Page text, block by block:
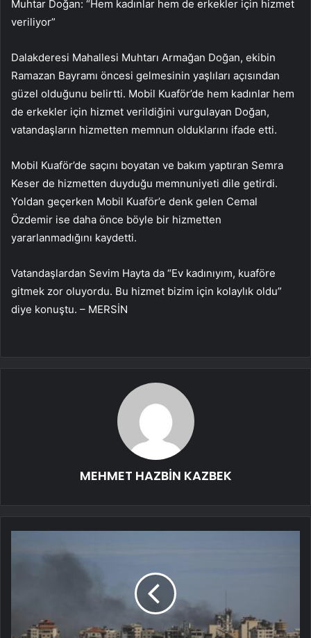
Muhtar Doğan: “Hem kadınlar hem de erkekler için hizmet
veriliyor”
Dalakderesi Mahallesi Muhtarı Armağan Doğan, ekibin
Ramazan Bayramı öncesi gelmesinin yaşlıları açısından
güzel olduğunu belirtti. Mobil Kuaför’de hem kadınlar hem
de erkekler için hizmet verildiğini vurgulayan Doğan,
vatandaşların hizmetten memnun olduklarını ifade etti.
Mobil Kuaför’de saçını boyatan ve bakım yaptıran Semra
Keser de hizmetten duyduğu memnuniyeti dile getirdi.
Yoldan geçerken Mobil Kuaför’e denk gelen Cemal
Özdemir ise daha önce böyle bir hizmetten
yararlanmadığını kaydetti.
Vatandaşlardan Sevim Hayta da “Ev kadınıyım, kuaföre
gitmek zor oluyordu. Bu hizmet bizim için kolaylık oldu”
diye konuştu. – MERSİN
MEHMET HAZBİN KAZBEK